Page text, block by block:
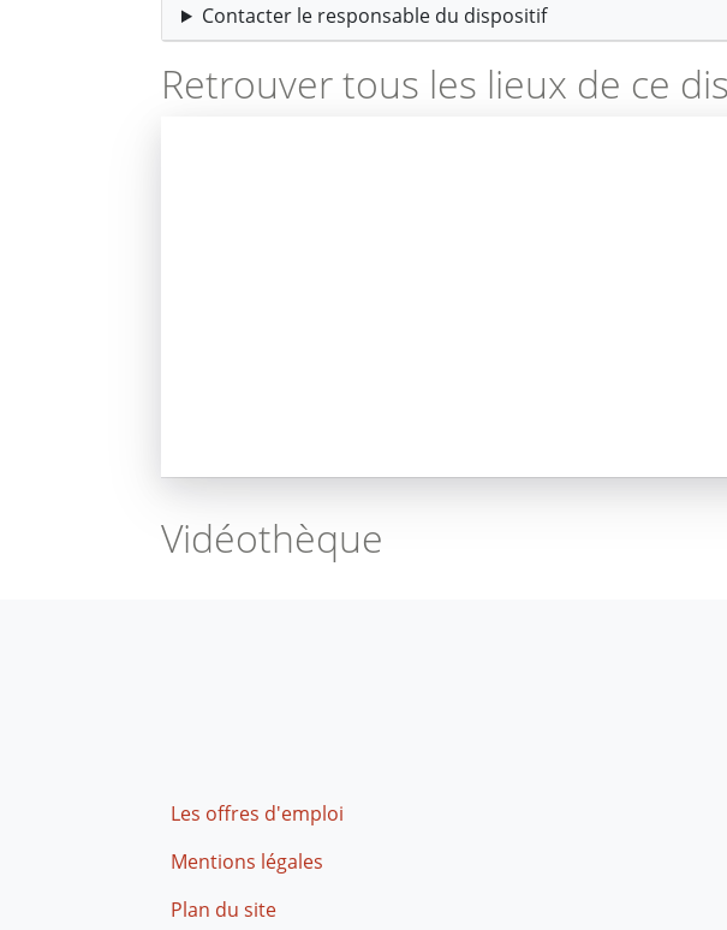
Contacter le responsable du dispositif
Retrouver tous les lieux de ce
Vidéothèque
Footer
Les offres d'emploi
Mentions légales
Plan du site